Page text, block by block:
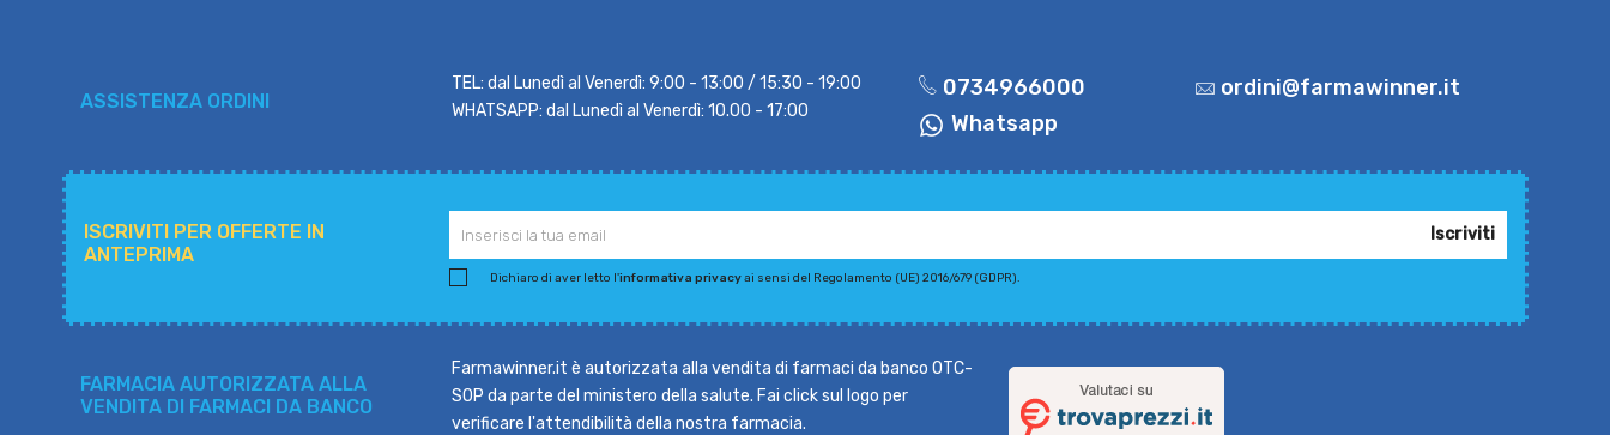
ASSISTENZA ORDINI
TEL: dal Lunedì al Venerdì: 9:00 - 13:00 / 15:30 - 19:00
WHATSAPP: dal Lunedì al Venerdì: 10.00 - 17:00
0734966000
Whatsapp
ordini@farmawinner.it
ISCRIVITI PER OFFERTE IN
ANTEPRIMA
Iscriviti
Dichiaro di aver letto l'informativa privacyai sensi del Regolamento (UE) 2016/679 (GDPR).
FARMACIA AUTORIZZATA ALLA
VENDITA DI FARMACI DA BANCO
Farmawinner.it è autorizzata alla vendita di farmaci da banco OTC-
SOP da parte del ministero della salute. Fai click sul logo per
verificare l'attendibilità della nostra farmacia.